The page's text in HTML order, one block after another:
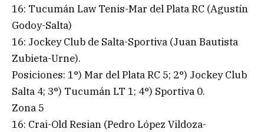
16: Tucumán Law Tenis-Mar del Plata RC (Agustín
Godoy-Salta)
16: Jockey Club de Salta-Sportiva (Juan Bautista
Zubieta-Urne).
Posiciones: 1°) Mar del Plata RC 5; 2°) Jockey Club
Salta 4; 3°) Tucumán LT 1; 4°) Sportiva 0.
Zona 5
16: Crai-Old Resian (Pedro López Vildoza-